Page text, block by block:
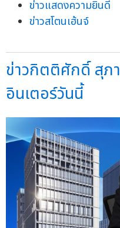
ข่าวแสดงความยินดี
ข่าวสโตนเฮ้นจ์
ข่าวกิตติศักดิ์ สุภ
อินเตอร์วันนี้